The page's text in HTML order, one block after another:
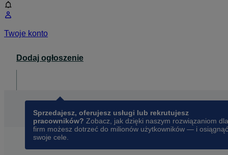
Twoje konto
Dodaj ogłoszenie
Sprzedajesz, oferujesz usługi lub rekrutujesz
pracowników? Zobacz, jak dzięki naszym rozwiązaniom dla
firm możesz dotrzeć do milionów użytkowników — i osiągnąć
swoje cele.